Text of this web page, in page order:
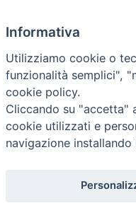
Tutti i diritti
Informativa
Utilizziamo cookie o
funzionalità semplici",
cookie policy.
Cliccando su "accetta"
cookie utilizzati e
navigazione